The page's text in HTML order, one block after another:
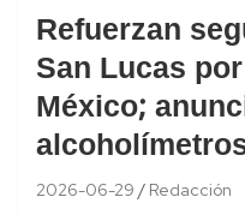
Refuerzan
San Lucas
México;
2026-06-29 Redacción